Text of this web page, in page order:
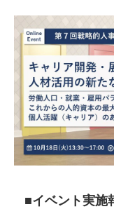
■イベント実施